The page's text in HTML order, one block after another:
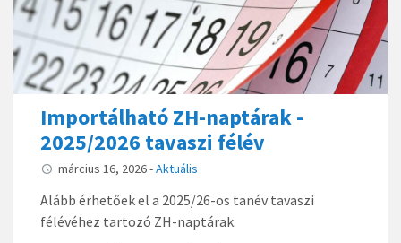
Importálható ZH-naptárak -
2025/2026 tavaszi félév
március 16, 2026-Aktuális
Alább érhetőek el a 2025/26-os tanév tavaszi
félévéhez tartozó ZH-naptárak.